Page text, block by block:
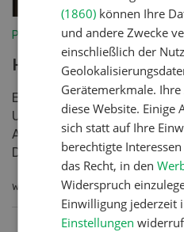
Pflanzenbau
Hohes Interesse für
Ein begrenzter Markt und
Umstellung auf Bioanbau in
Auswirkungen. Viele
Doch...
WEITERLESEN
(1860) können Ihre
und andere Zwecke
einschließlich der
Gerätemerkmale.
diese Website. Einige
sich statt auf Ihre
berechtigte
das Recht, in den
Widerspruch
Einwilligung jederzeit
Einstellungen